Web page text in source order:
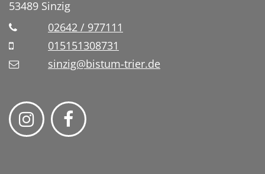
53489 Sinzig
02642 / 977111
015151308731
sinzig@bistum-trier.de